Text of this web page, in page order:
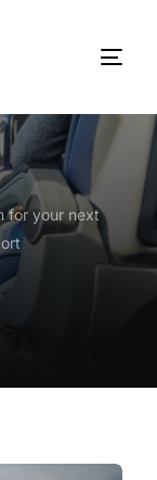
for your next